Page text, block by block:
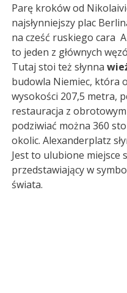
Parę kroków od
najsłynniejszy plac
na cześć ruskiego cara
to jeden z głównych
Tutaj stoi też słynna
budowla Niemiec, która
wysokości 207,5 metra,
restauracja z
podziwiać można 360
okolic. Alexanderplatz
Jest to ulubione miejsce
przedstawiający w
świata.